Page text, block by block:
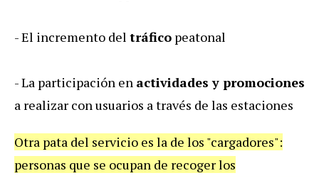
-El incremento del tráfico peatonal
-La participación en actividades y promociones
a realizar conusuarios através de las estaciones
Otra pata del servicio es la de los "cargadores":
personas que se ocupan de recogerlos